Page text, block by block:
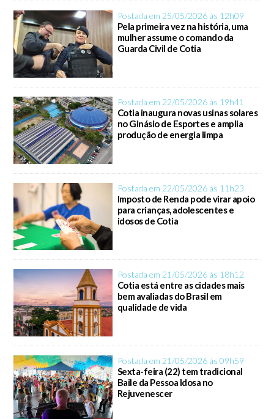
Postada em 25/05/2026 ás 12h09
Pela primeira vez na história, uma
mulher assume o comando da
Guarda Civil de Cotia
Postada em 22/05/2026 ás 19h41
Cotia inaugura novas usinas solares
no Ginásio de Esportes e amplia
produção de energia limpa
Postada em 22/05/2026 ás 11h23
Imposto de Renda pode virar apoio
para crianças, adolescentes e
idosos de Cotia
Postada em 21/05/2026 ás 18h12
Cotia está entre as cidades mais
bem avaliadas do Brasil em
qualidade de vida
Postada em 21/05/2026 ás 09h59
Sexta-feira (22) tem tradicional
Baile da Pessoa Idosa no
Rejuvenescer